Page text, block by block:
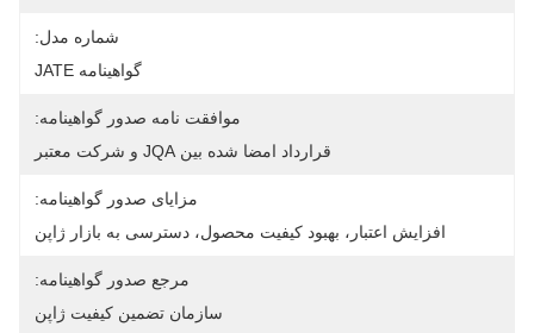
شماره مدل:
گواهینامه JATE
موافقت نامه صدور گواهینامه:
قرارداد امضا شده بین JQA و شرکت معتبر
مزایای صدور گواهینامه:
افزایش اعتبار، بهبود کیفیت محصول، دسترسی به بازار ژاپن
مرجع صدور گواهینامه:
سازمان تضمین کیفیت ژاپن